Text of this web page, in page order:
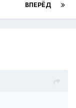
ВПЕРЁД